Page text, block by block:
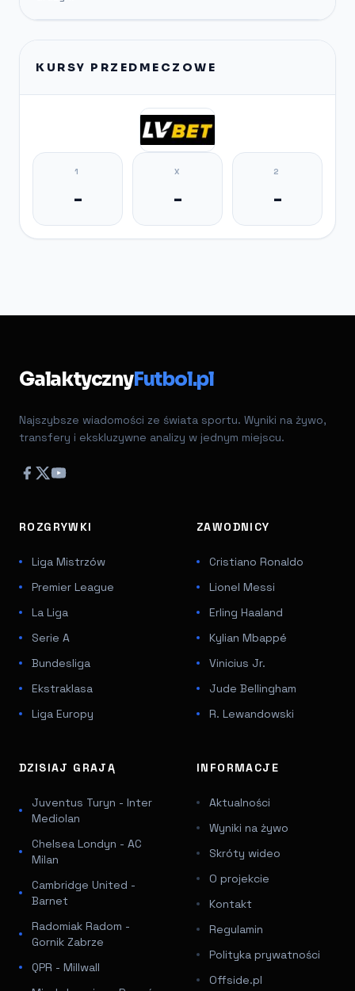
KURSY PRZEDMECZOWE
1
-
X
-
2
-
GalaktycznyFutbol.pl
Najszybsze wiadomości ze świata sportu. Wyniki na żywo,
transfery i ekskluzywne analizy w jednym miejscu.
ROZGRYWKI
Liga Mistrzów
Premier League
La Liga
Serie A
Bundesliga
Ekstraklasa
Liga Europy
ZAWODNICY
Cristiano Ronaldo
Lionel Messi
Erling Haaland
Kylian Mbappé
Vinicius Jr.
Jude Bellingham
R. Lewandowski
DZISIAJ GRAJĄ
Juventus Turyn - Inter
Mediolan
Chelsea Londyn - AC
Milan
Cambridge United -
Barnet
Radomiak Radom -
Gornik Zabrze
QPR - Millwall
INFORMACJE
Aktualności
Wyniki na żywo
Skróty wideo
O projekcie
Kontakt
Regulamin
Polityka prywatności
Offside.pl